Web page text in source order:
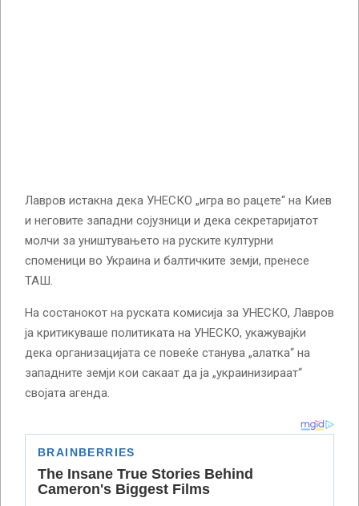
Лавров истакна дека УНЕСКО „игра во рацете“ на Киев
и неговите западни сојузници и дека секретаријатот
молчи за уништувањето на руските културни
споменици во Украина и балтичките земји, пренесе
ТАШ.
На состанокот на руската комисија за УНЕСКО, Лавров
ја критикуваше политиката на УНЕСКО, укажувајќи
дека организацијата се повеќе станува „алатка“ на
западните земји кои сакаат да ја „украинизираат“
својата агенда.